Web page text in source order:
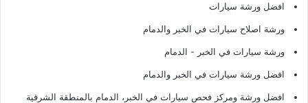
افضل ورشة سيارات
ورشة اصلاح سيارات في الخبر والدمام
ورشة سيارات في الخبر - الدمام
افضل ورشة سيارات في الخبر والدمام
افضل ورشة ومركز فحص سيارات في الخبر، الدمام بالمنطقة الشرقية